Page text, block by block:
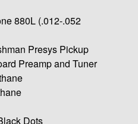
880L (.012-.052
Presys Pickup
Preamp and Tuner
Dots